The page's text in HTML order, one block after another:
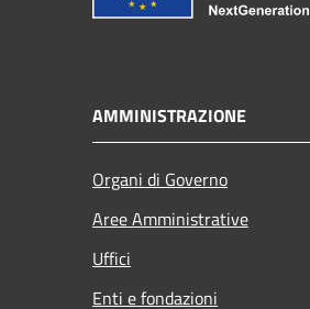
AMMINISTRAZIONE
Organi di Governo
Aree Amministrative
Uffici
Enti e fondazioni